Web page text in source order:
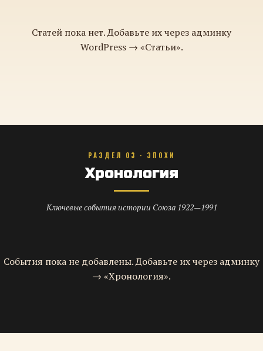
Статей пока нет. Добавьте их через админку
WordPress → «Статьи».
РАЗДЕЛ 03 · ЭПОХИ
Хронология
Ключевые события истории Союза 1922—1991
События пока не добавлены. Добавьте их через админку
→ «Хронология».